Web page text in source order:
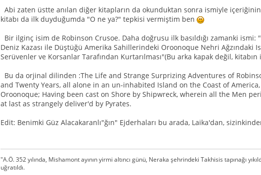
Abi zaten üstte anılan diğer kitapların da okunduktan sonra ismiyle
kitabı da ilk duyduğumda "O ne ya?" tepkisi vermiştim ben
Bir ilginç isim de Robinson Crusoe. Daha doğrusu ilk basıldığı zamanki
Deniz Kazası ile Düştüğü Amerika Sahillerindeki Oroonoque Nehri Ağzındaki
Serüvenler ve Korsanlar Tarafından Kurtarılması"(Bu arka kapak değil,
Bu da orjinal dilinden :The Life and Strange Surprizing Adventures of
and Twenty Years, all alone in an un-inhabited Island on the Coast of
Oroonoque; Having been cast on Shore by Shipwreck, wherein all the Men
at last as strangely deliver'd by Pyrates.
Edit: Benimki Güz Alacakaranlı"ğın" Ejderhaları bu arada, Laika'dan,
"A.Ö. 352 yılında, Mishamont ayının yirmi altıncı günü, Neraka şehrindeki Takhisis tapınağı
uğratıldı.